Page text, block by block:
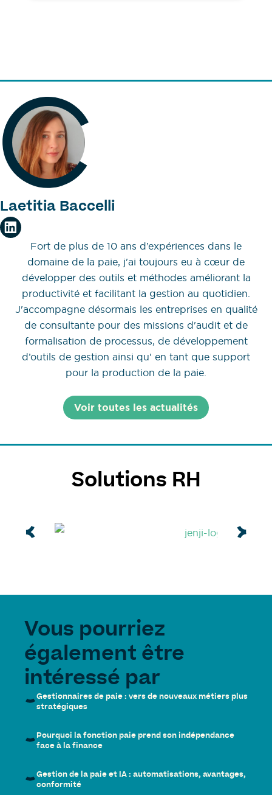
Laetitia Baccelli
Fort de plus de 10 ans d’expériences dans le
domaine de la paie, j'ai toujours eu à cœur de
développer des outils et méthodes améliorant la
productivité et facilitant la gestion au quotidien.
J'accompagne désormais les entreprises en qualité
de consultante pour des missions d'audit et de
formalisation de processus, de développement
d’outils de gestion ainsi qu' en tant que support
pour la production de la paie.
Voir toutes les actualités
Solutions RH
Vous pourriez
également être
intéressé par
Gestionnaires de paie : vers de nouveaux métiers plus
stratégiques
Pourquoi la fonction paie prend son indépendance
face à la finance
Gestion de la paie et IA : automatisations, avantages,
conformité